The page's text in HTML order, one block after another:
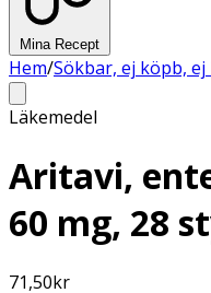
Mina Recept
Hem/Sökbar, ej köpb, ej
Läkemedel
Aritavi,
60 mg, 28
71,50kr